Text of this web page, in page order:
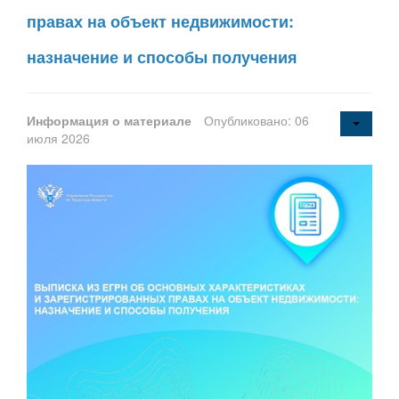
правах на объект недвижимости:
назначение и способы получения
Информация о материале
Опубликовано: 06
июля 2026